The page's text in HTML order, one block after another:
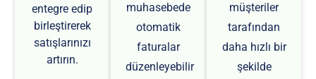
entegre edip
birleştirerek
satışlarınızı
artırın.
muhasebede
otomatik
faturalar
düzenleyebilir
müşteriler
tarafından
daha hızlı bir
şekilde